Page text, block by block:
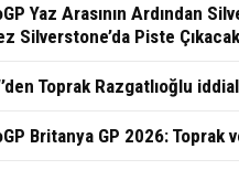
Yaz Arasının Ardından
Silverstone’da Piste
Toprak Razgatlıoğlu
Britanya GP 2026: Toprak